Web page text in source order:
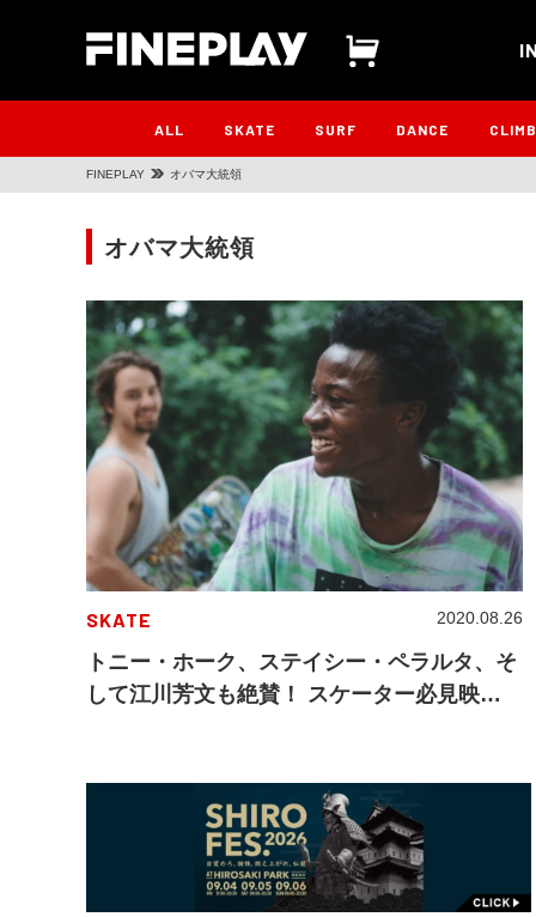
ALL SKATE SURF DANCE CLIMB
FINEPLAY オバマ大統領
オバマ大統領
SKATE
トニー・ホーク、ステイシー・ペラルタ、そ
して江川芳文も絶賛！ スケーター必見映画
2020.08.26